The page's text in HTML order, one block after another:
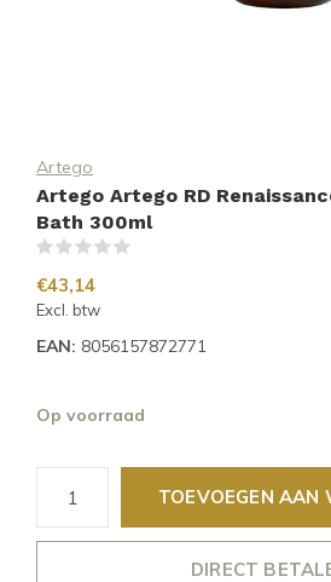
Artego
Artego Artego RD
Bath 300ml
€43,14
Excl. btw
EAN: 8056157872771
Op voorraad
TOEVOEGEN AAN
DIRECT